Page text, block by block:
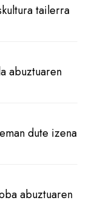
tailerra
abuztuaren
dute izena
abuztuaren